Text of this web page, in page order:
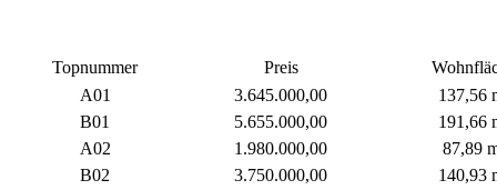
Topnummer Preis
A01
3.645.000,00
137,56
B01
5.655.000,00
191,66
A02
1.980.000,00
87,89
B02
3.750.000,00
140,93